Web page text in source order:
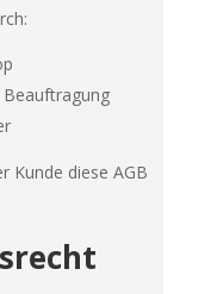
Kunde diese AGB